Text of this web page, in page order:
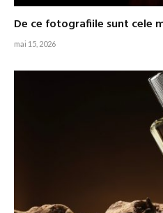
De ce fotografiile sunt cele
mai 15, 2026